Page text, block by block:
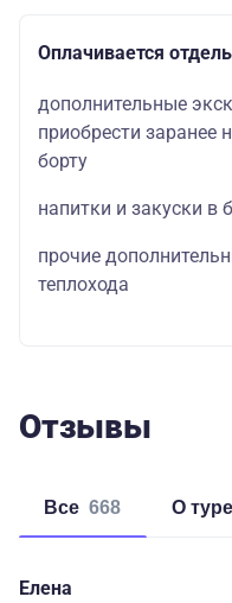
Оплачивается
дополнительные
приобрести заранее
борту
напитки и закуски в
прочие
теплохода
Отзывы
Все 668 о туре
Елена